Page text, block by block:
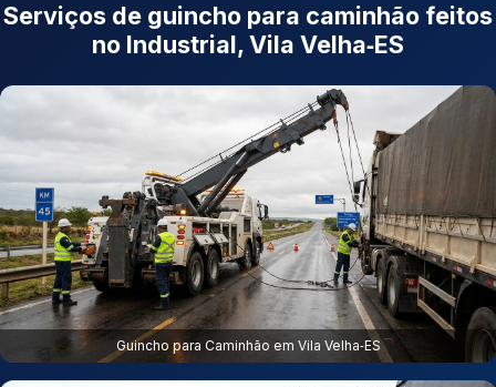
Serviços de guincho para caminhão feitos
no Industrial, Vila Velha‑ES
Guincho para Caminhão em Vila Velha‑ES